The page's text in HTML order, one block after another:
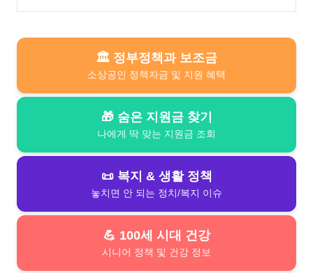
🏛️ 정부정책과 보조금
소상공인 정책자금 및 지원 혜택
🎁 숨은 지원금 찾기
나에게 딱 맞는 지원금 조회
📜 복지 & 생활 정책
놓치면 안 되는 정치/복지 이슈
💪 100세 시대 건강
시니어 정책 및 건강 정보